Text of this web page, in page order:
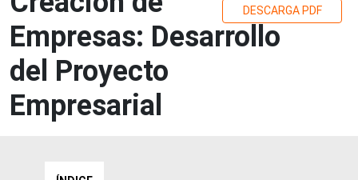
Empresas: Desarrollo
del Proyecto
Empresarial
DESCARGA PDF